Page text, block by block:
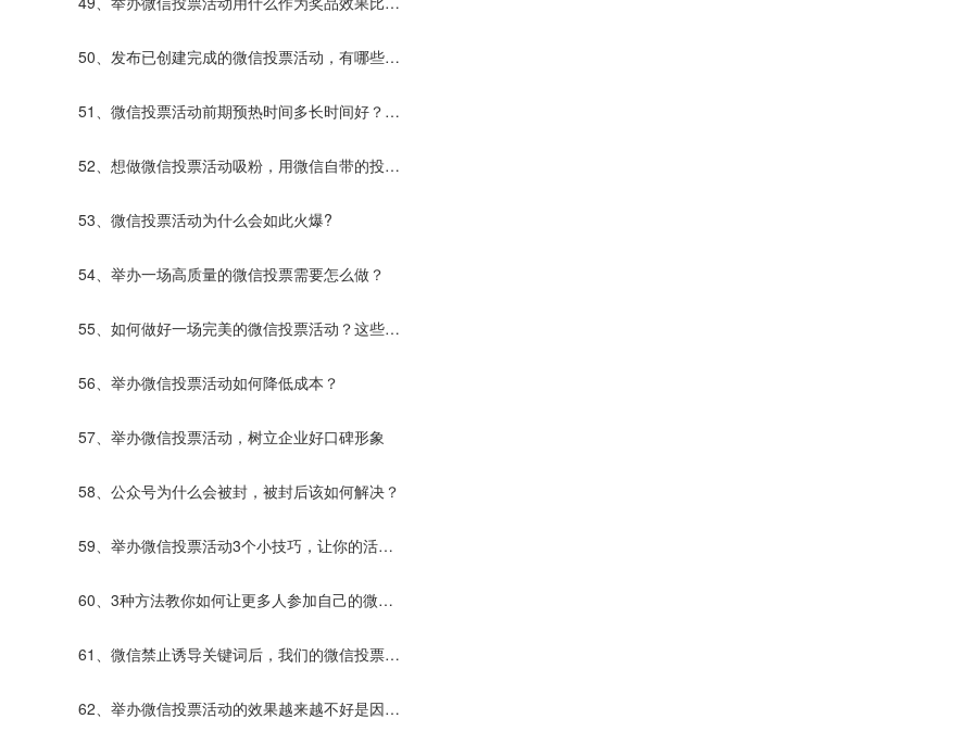
好呢？
50、发布已创建完成的微信投票活动，有哪些方
51、微信投票活动前期预热时间多长时间好？预
热还要做什么？
52、想做微信投票活动吸粉，用微信自带的投票
平台好还是第三方的投票平台好？
53、微信投票活动为什么会如此火爆?
54、举办一场高质量的微信投票需要怎么做？
55、如何做好一场完美的微信投票活动？这些你
应该知道！
56、举办微信投票活动如何降低成本？
57、举办微信投票活动，树立企业好口碑形象
58、公众号为什么会被封，被封后该如何解决？
59、举办微信投票活动3个小技巧，让你的活动
效果更好！
60、3种方法教你如何让更多人参加自己的微信
投票活动！
61、微信禁止诱导关键词后，我们的微信投票活
动该如何进行？
62、举办微信投票活动的效果越来越不好是因为